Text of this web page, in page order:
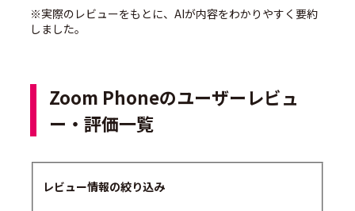
※実際のレビューをもとに、AIが内容をわかりやすく要約
しました。
Zoom Phoneのユーザーレビュ
ー・評価一覧
レビュー情報の絞り込み